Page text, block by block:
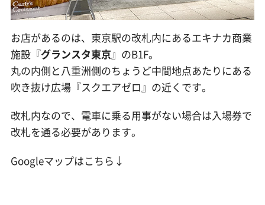
お店があるのは、東京駅の改札内にあるエキナカ商業
施設『グランスタ東京 』のB1F。
丸の内側と八重洲側のちょうど中間地点あたりにある
吹き抜け広場『スクエアゼロ』の近くです。
改札内なので、電車に乗る用事がない場合は入場券で
改札を通る必要があります。
Googleマップはこちら↓